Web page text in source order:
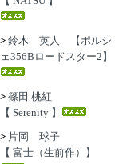
> 鈴木 英人 【ポルシ
ェ356Bロードスター2】
> 篠田 桃紅
【 Serenity 】
> 片岡 球子
【 富士（生前作）】